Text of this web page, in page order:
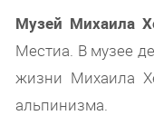
Музей Михаила
Местиа. В музее
жизни Михаила
альпинизма.